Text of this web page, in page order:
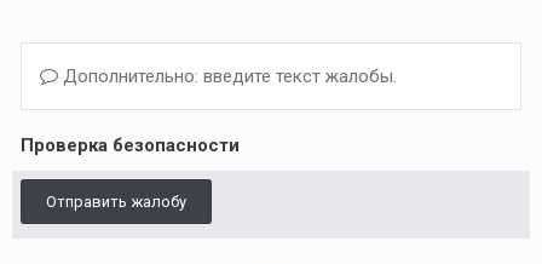
Дополнительно: введите текст жалобы.
Проверка безопасности
Отправить жалобу